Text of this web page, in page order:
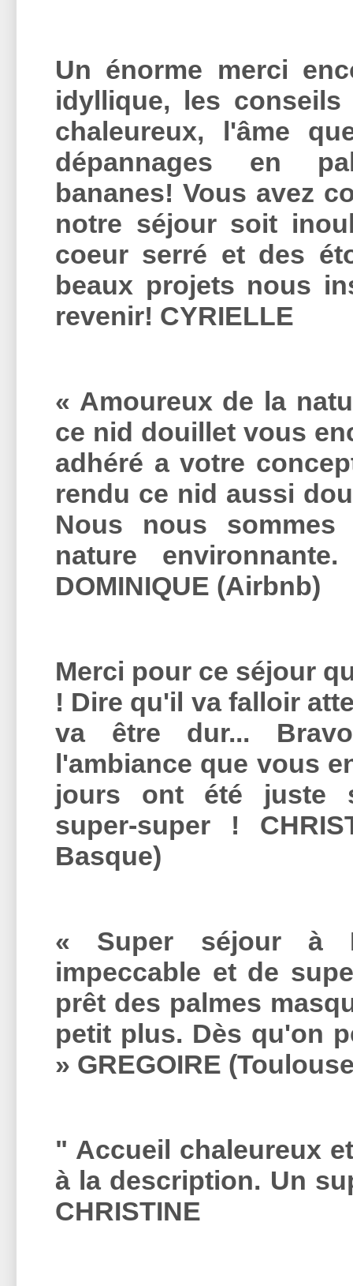
Un énorme merci
idyllique, les
chaleureux, l'âme
dépannages en
bananes! Vous avez
notre séjour soit
coeur serré et des
beaux projets nous
revenir! CYRIELLE
« Amoureux de la
ce nid douillet vous
adhéré a votre
rendu ce nid aussi
Nous nous
nature
DOMINIQUE (Airbnb)
Merci pour ce séjour
! Dire qu'il va falloir
va être dur...
l'ambiance que vous
jours ont été juste
super-super !
Basque)
« Super séjour à
impeccable et de
prêt des palmes
petit plus. Dès qu'on
» GREGOIRE
" Accueil chaleureux
à la description. Un
CHRISTINE